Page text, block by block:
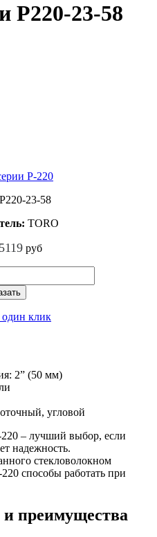
P220-23-58
P-220
23-58
TORO
руб
один клик
2” (50 мм)
угловой
– лучший выбор, если
надежность.
стекловолокном
способы работать при
преимущества